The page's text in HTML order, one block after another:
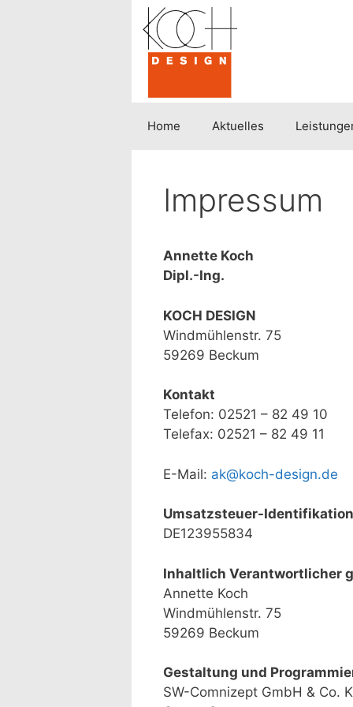
Home Aktuelles
Impressum
Annette Koch
Dipl.-Ing.
KOCH DESIGN
Windmühlenstr. 75
59269 Beckum
Kontakt
Telefon: 02521 – 82 49 10
Telefax: 02521 – 82 49 11
E-Mail: ak@koch-design.de
Umsatzsteuer-
DE123955834
Inhaltlich Verantwortlicher
Annette Koch
Windmühlenstr. 75
59269 Beckum
Gestaltung und
SW-Comnizept GmbH & Co.